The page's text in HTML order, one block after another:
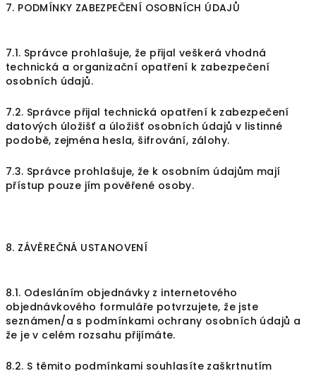
7. PODMÍNKY ZABEZPEČENÍ OSOBNÍCH ÚDAJŮ
7.1. Správce prohlašuje, že přijal veškerá vhodná
technická a organizační opatření k zabezpečení
osobních údajů.
7.2. Správce přijal technická opatření k zabezpečení
datových úložišť a úložišť osobních údajů v listinné
podobě, zejména hesla, šifrování, zálohy.
7.3. Správce prohlašuje, že k osobním údajům mají
přístup pouze jím pověřené osoby.
8. ZÁVĚREČNÁ USTANOVENÍ
8.1. Odesláním objednávky z internetového
objednávkového formuláře potvrzujete, že jste
seznámen/a s podmínkami ochrany osobních údajů a
že je v celém rozsahu přijímáte.
8.2. S těmito podmínkami souhlasíte zaškrtnutím